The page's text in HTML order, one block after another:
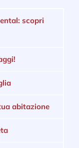
scopri
abitazione